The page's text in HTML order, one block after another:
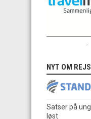
NYT OM
Satser på
løst